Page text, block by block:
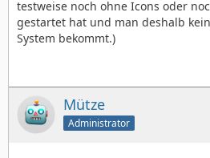
testweise noch ohne Icons oder
gestartet hat und man deshalb
System bekommt.)
Mütze
Administrator